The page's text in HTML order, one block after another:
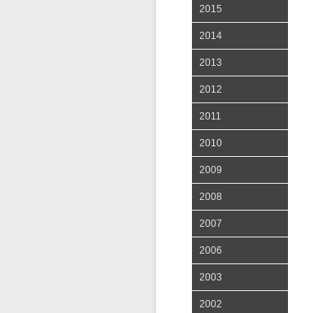
2015
2014
2013
2012
2011
2010
2009
2008
2007
2006
2003
2002